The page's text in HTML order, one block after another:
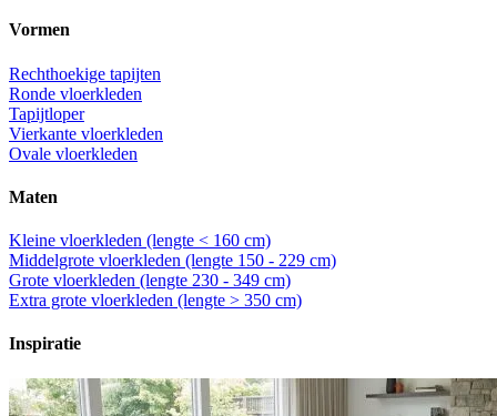
Vormen
Rechthoekige tapijten
Ronde vloerkleden
Tapijtloper
Vierkante vloerkleden
Ovale vloerkleden
Maten
Kleine vloerkleden (lengte < 160 cm)
Middelgrote vloerkleden (lengte 150 - 229 cm)
Grote vloerkleden (lengte 230 - 349 cm)
Extra grote vloerkleden (lengte > 350 cm)
Inspiratie